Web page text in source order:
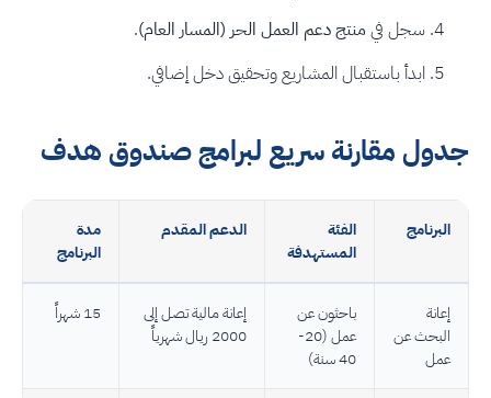
سجل في منتج دعم العمل الحر (المسار العام).
ابدأ باستقبال المشاريع وتحقيق دخل إضافي.
جدول مقارنة سريع لبرامج صندوق هدف
البرنامج
الفئة
المستهدفة
الدعم المقدم
مدة
البرنامج
إعانة
البحث عن
عمل
باحثون عن
عمل (20-
40 سنة)
إعانة مالية تصل إلى
2000 ريال شهرياً
15 شهراً